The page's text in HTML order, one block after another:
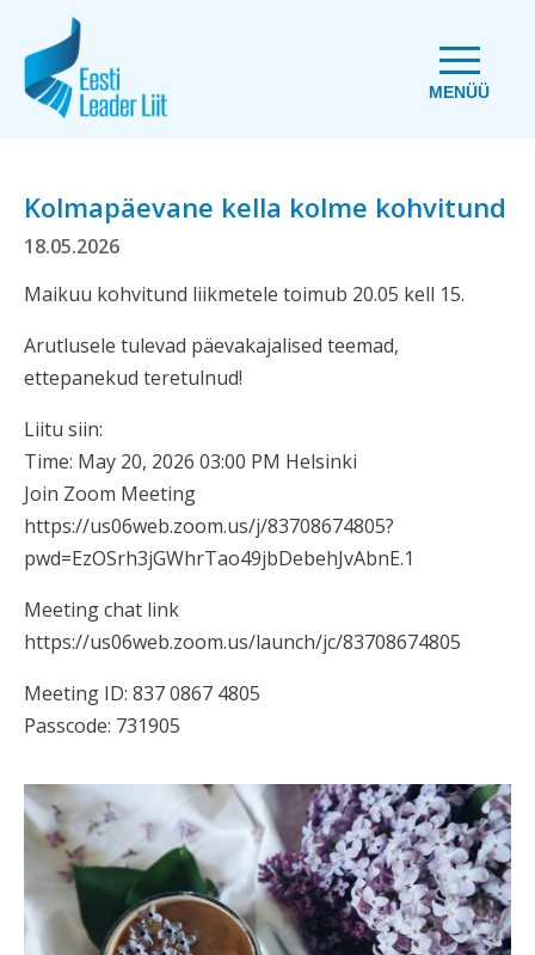
MENÜÜ
Kolmapäevane kella kolme kohvitund
18.05.2026
Maikuu kohvitund liikmetele toimub 20.05 kell 15.
Arutlusele tulevad päevakajalised teemad,
ettepanekud teretulnud!
Liitu siin:
Time: May 20, 2026 03:00 PM Helsinki
Join Zoom Meeting
https://us06web.zoom.us/j/83708674805?
pwd=EzOSrh3jGWhrTao49jbDebehJvAbnE.1
Meeting chat link
https://us06web.zoom.us/launch/jc/83708674805
Meeting ID: 837 0867 4805
Passcode: 731905